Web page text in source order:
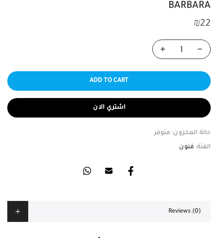
BARBARA
₪22
ADD TO CART
اشتري الان
حالة المخزون: متوفر
الفئة: فنون
Reviews (0)